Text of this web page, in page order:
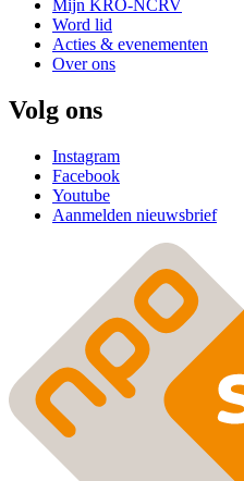
Mijn KRO-NCRV
Word lid
Acties & evenementen
Over ons
Volg ons
Instagram
Facebook
Youtube
Aanmelden nieuwsbrief